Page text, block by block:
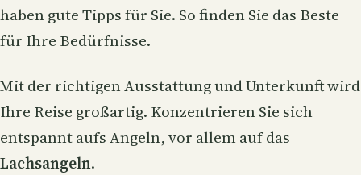
haben gute Tipps für Sie. So finden Sie das Beste
für Ihre Bedürfnisse.
Mit der richtigen Ausstattung und Unterkunft wird
Ihre Reise großartig. Konzentrieren Sie sich
entspannt aufs Angeln, vor allem auf das
Lachsangeln.